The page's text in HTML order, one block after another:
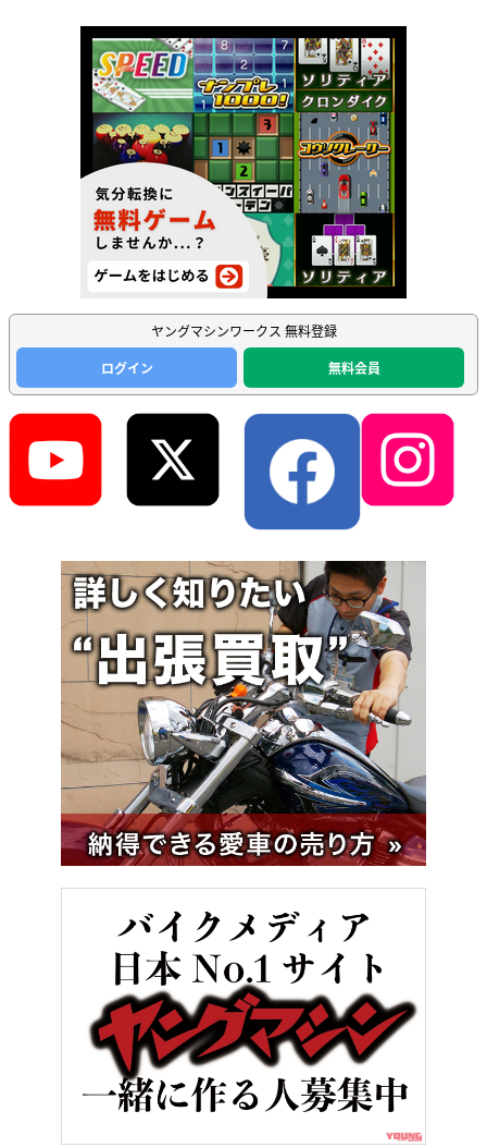
ヤングマシンワークス 無料登録
ログイン
無料会員